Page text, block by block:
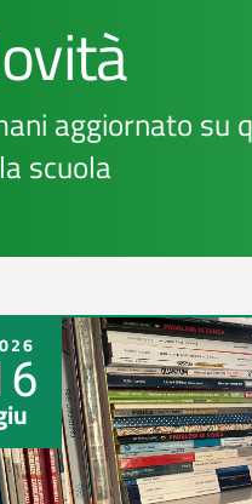
aggiornato su
scuola